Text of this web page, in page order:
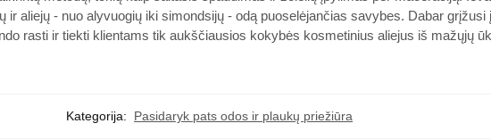
ir aliejų - nuo alyvuogių iki simondsijų - odą puoselėjančias savybes. Dabar grįžusi
rasti ir tiekti klientams tik aukščiausios kokybės kosmetinius aliejus iš mažųjų
Kategorija: Pasidaryk pats odos ir plaukų priežiūra